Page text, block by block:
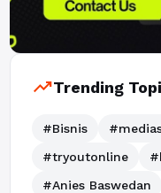
trending_upTrending
#Bisnis
#tryoutonline
#Anies Baswedan